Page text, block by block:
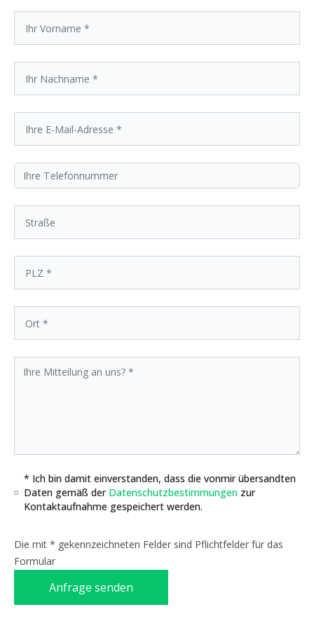
* Ich bin damit einverstanden, dass die vonmir übersandten
Daten gemäß der Datenschutzbestimmungen zur
Kontaktaufnahme gespeichert werden.
Die mit * gekennzeichneten Felder sind Pflichtfelder für das
Formular
Anfrage senden